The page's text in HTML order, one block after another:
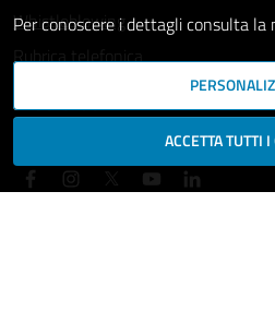
Whistleblowing
Rubrica telefonica
SEGUICI SU
Per conoscere i dettagli consulta la
ACCETTA TUTTI